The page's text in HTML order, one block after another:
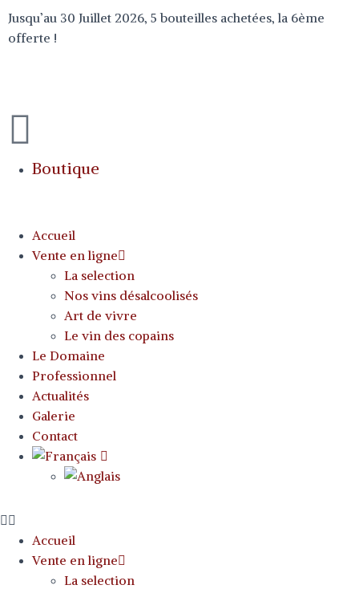
Jusqu’au 30 Juillet 2026, 5 bouteilles achetées, la 6ème
offerte !
Accueil
Vente en ligne
La selection
Nos vins désalcoolisés
Art de vivre
Le vin des copains
Le Domaine
Professionnel
Actualités
Galerie
Contact
Accueil
Vente en ligne
La selection
Boutique